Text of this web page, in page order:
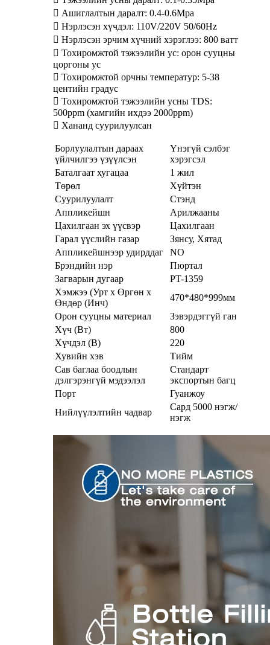
 Ашиглалтын даралт: 0.4-0.6Mpa
 Нэрлэсэн хүчдэл: 110V/220V 50/60Hz
 Нэрлэсэн эрчим хүчний хэрэглээ: 800 ватт
 Тохиромжтой тэжээлийн ус: орон сууцны
цоргоны ус
 Тохиромжтой орчны температур: 5-38
центийн градус
 Тохиромжтой тэжээлийн усны TDS:
500ppm (хамгийн ихдээ 2000ppm)
 Хананд суурилуулсан
Борлуулалтын дараах
үйлчилгээ үзүүлсэн
Үнэгүй сэлбэг
хэрэгсэл
Баталгаат хугацаа
1 жил
Төрөл
Хүйтэн
Суурилуулалт
Стэнд
Аппликейшн
Арилжааны
Цахилгаан эх үүсвэр
Цахилгаан
Гарал үүслийн газар
Зянсу, Хятад
Аппликейшнээр удирддаг
NO
Брэндийн нэр
Пюртал
Загварын дугаар
PT-1359
Хэмжээ (Урт x Өргөн x
Өндөр (Инч)
470*480*999мм
Орон сууцны материал
Зэвэрдэггүй ган
Хүч (Вт)
800
Хүчдэл (В)
220
Хувийн хэв
Тийм
Сав баглаа боодлын
дэлгэрэнгүй мэдээлэл
Стандарт
экспортын багц
Порт
Гуанжоу
Нийлүүлэлтийн чадвар
Сард 5000 нэгж/
нэгж